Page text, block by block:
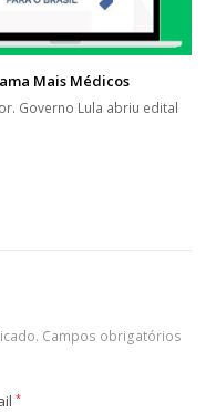
Mais Médicos
Governo Lula abriu edital
Campos obrigatórios
*